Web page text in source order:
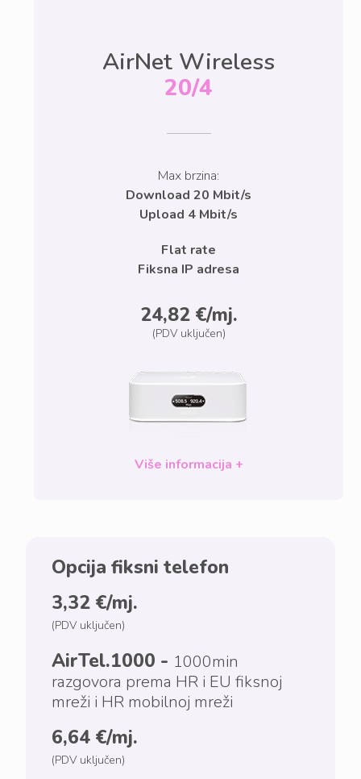
AirNet Wireless
20/4
Max brzina:
Download 20 Mbit/s
Upload 4 Mbit/s
Flat rate
Fiksna IP adresa
24,82 €/mj.
(PDV uključen)
Više informacija +
Opcija fiksni telefon
3,32 €/mj.
(PDV uključen)
AirTel.1000 - 1000min
razgovora prema HR i EU fiksnoj
mreži i HR mobilnoj mreži
6,64 €/mj.
(PDV uključen)